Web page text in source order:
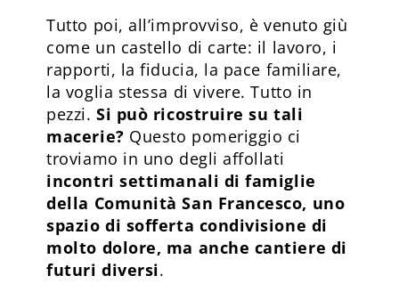
Tutto poi, all’improvviso, è venuto giù
come un castello di carte: il lavoro, i
rapporti, la fiducia, la pace familiare,
la voglia stessa di vivere. Tutto in
pezzi.Si può ricostrui­re su tali
macerie? Questo pomeriggio ci
troviamo in uno degli affollati
incontri settimanali di famiglie
della Comunità San Francesco, uno
spazio di sofferta condivisione di
molto dolore, ma anche cantiere di
futuri diversi.